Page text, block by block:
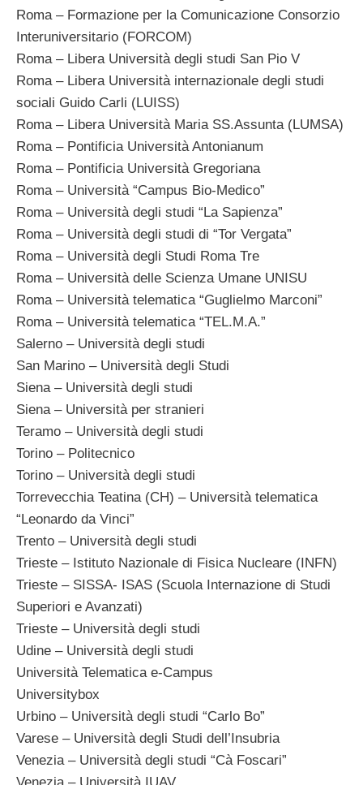
Roma – Formazione per la Comunicazione Consorzio
Interuniversitario (FORCOM)
Roma – Libera Università degli studi San Pio V
Roma – Libera Università internazionale degli studi
sociali Guido Carli (LUISS)
Roma – Libera Università Maria SS.Assunta (LUMSA)
Roma – Pontificia Università Antonianum
Roma – Pontificia Università Gregoriana
Roma – Università “Campus Bio-Medico”
Roma – Università degli studi “La Sapienza”
Roma – Università degli studi di “Tor Vergata”
Roma – Università degli Studi Roma Tre
Roma – Università delle Scienza Umane UNISU
Roma – Università telematica “Guglielmo Marconi”
Roma – Università telematica “TEL.M.A.”
Salerno – Università degli studi
San Marino – Università degli Studi
Siena – Università degli studi
Siena – Università per stranieri
Teramo – Università degli studi
Torino – Politecnico
Torino – Università degli studi
Torrevecchia Teatina (CH) – Università telematica
“Leonardo da Vinci”
Trento – Università degli studi
Trieste – Istituto Nazionale di Fisica Nucleare (INFN)
Trieste – SISSA- ISAS (Scuola Internazione di Studi
Superiori e Avanzati)
Trieste – Università degli studi
Udine – Università degli studi
Università Telematica e-Campus
Universitybox
Urbino – Università degli studi “Carlo Bo”
Varese – Università degli Studi dell’Insubria
Venezia – Università degli studi “Cà Foscari”
Venezia – Università IUAV